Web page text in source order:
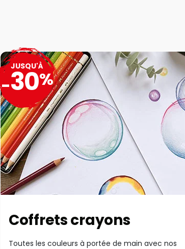
Coffrets crayons
Toutes les couleurs à portée de main avec nos
JUSQU'À
-30%